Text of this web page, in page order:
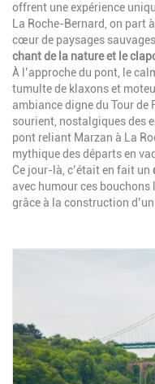
offrent une expérience
La Roche-Bernard, on part
cœur de paysages
chant de la nature et le
À l’approche du pont, le
tumulte de klaxons et
ambiance digne du Tour de
sourient, nostalgiques des
pont reliant Marzan à La
mythique des départs en
Ce jour-là, c’était en fait un
avec humour ces
grâce à la construction